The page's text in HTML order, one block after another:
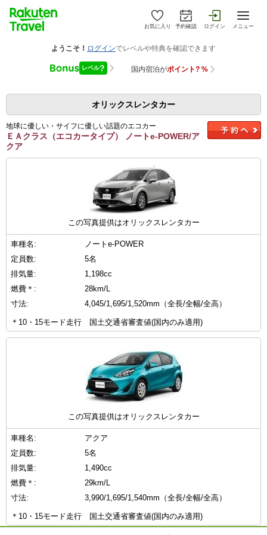
お気に入り 予約確認 ログイン メニュー
オリックスレンタカー
地球に優しい・サイフに優しい話題のエコカー
ＥＡクラス（エコカータイプ） ノートe-POWER/ア
クア
この写真提供はオリックスレンタカー
車種名:
ノートe-POWER
定員数:
5名
排気量:
1,198cc
燃費＊:
28km/L
寸法:
4,045/1,695/1,520mm（全長/全幅/全高）
＊10・15モード走行 国土交通省審査値(国内のみ適用)
この写真提供はオリックスレンタカー
車種名:
アクア
定員数:
5名
排気量:
1,490cc
燃費＊:
29km/L
寸法:
3,990/1,695/1,540mm（全長/全幅/全高）
＊10・15モード走行 国土交通省審査値(国内のみ適用)